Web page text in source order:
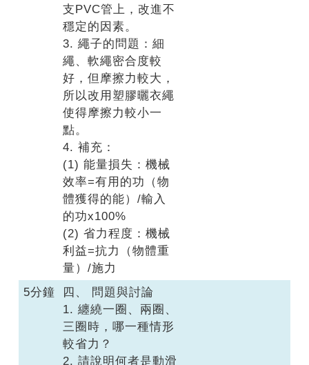
支PVC管上，改進不
穩定的因素。
3. 繩子的問題：細
繩、軟繩密合度較
好，但摩擦力較大，
所以改用塑膠曬衣繩
使得摩擦力較小一
點。
4. 補充：
(1) 能量損失：機械
效率=有用的功（物
體獲得的能）/輸入
的功x100%
(2) 省力程度：機械
利益=抗力（物體重
量）/施力
5分鐘
四、 問題與討論
1. 纏繞一圈、兩圈、
三圈時，哪一種情形
較省力？
2. 請說明何者是動滑